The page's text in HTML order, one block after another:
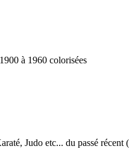
à 1960 colorisées
Judo etc... du passé